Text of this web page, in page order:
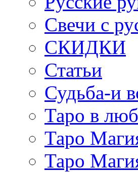
Свечи с
СКИДКИ
Статьи
Судьба-и
Таро в
Таро
Таро